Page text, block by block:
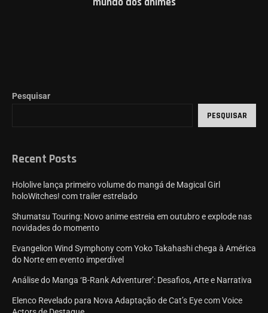
Pesquisar
PESQUISAR
Recent Posts
Hololive lança primeiro volume do mangá de Magical Girl
holoWitches! com trailer estrelado
Shumatsu Touring: Novo anime estreia em outubro e explode nas
novidades do momento
Evangelion Wind Symphony com Yoko Takahashi chega à América
do Norte em evento imperdível
Análise do Manga ‘B-Rank Adventurer’: Desafios, Arte e Narrativa
Elenco Revelado para Nova Adaptação de Cat’s Eye com Voice